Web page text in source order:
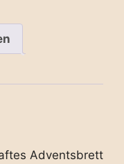
Adventsbrett